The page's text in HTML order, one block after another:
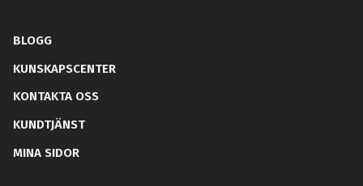
BLOGG
KUNSKAPSCENTER
KONTAKTA OSS
KUNDTJÄNST
MINA SIDOR